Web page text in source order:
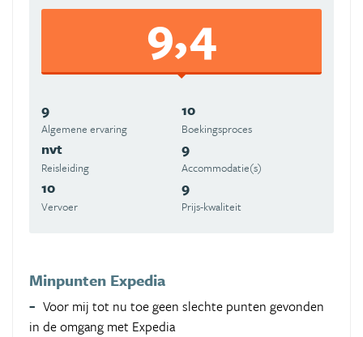
9,4
9
Algemene ervaring
10
Boekingsproces
nvt
Reisleiding
9
Accommodatie(s)
10
Vervoer
9
Prijs-kwaliteit
Minpunten Expedia
Voor mij tot nu toe geen slechte punten gevonden
in de omgang met Expedia